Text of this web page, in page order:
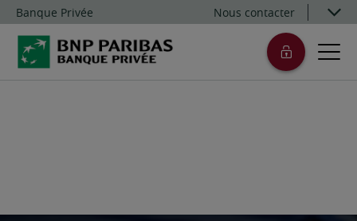
Banque Privée Nous contacter